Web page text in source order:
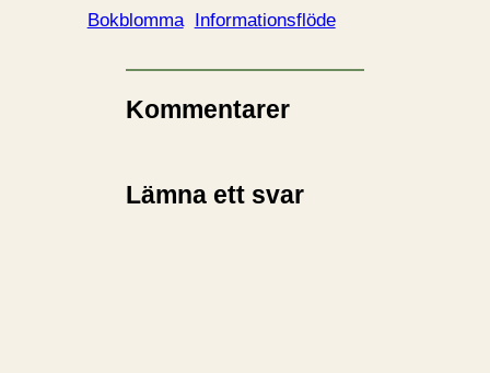
Bokblomma Informationsflöde
Kommentarer
Lämna ett svar